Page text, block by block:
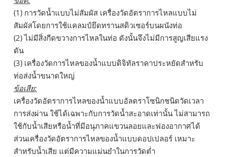
(1) การวัดน้ำแบบไม่สัมผัส เครื่องวัดอัตราการไหลแบบไม่
สัมผัสโดยการใช้แคลมป์ยึดทรานสดิวเซอร์บนผนังท่อ
(2) ไม่มีสิ่งกีดขวางการไหลในท่อ ดังนั้นจึงไม่มีการสูญเสียแรง
ดัน
(3) เครื่องวัดการไหลของน้ำแบบดิจิทัลราคาประหยัดสำหรับ
ท่อส่งน้ำขนาดใหญ่
ข้อเสีย:
เครื่องวัดอัตราการไหลของน้ำแบบอัลตราโซนิกชนิดวัดเวลา
การส่งผ่าน ใช้ได้เฉพาะกับการวัดน้ำสะอาดเท่านั้น ไม่สามารถ
ใช้กับน้ำเสียหรือน้ำที่มีอนุภาคแขวนลอยและฟองอากาศได้
ส่วนเครื่องวัดอัตราการไหลของน้ำแบบดอปเปลอร์ เหมาะ
สำหรับน้ำเสีย แต่มีความแม่นยำในการวัดต่ำ